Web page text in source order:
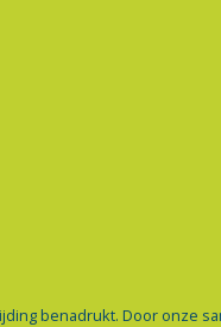
benadrukt. Door onze